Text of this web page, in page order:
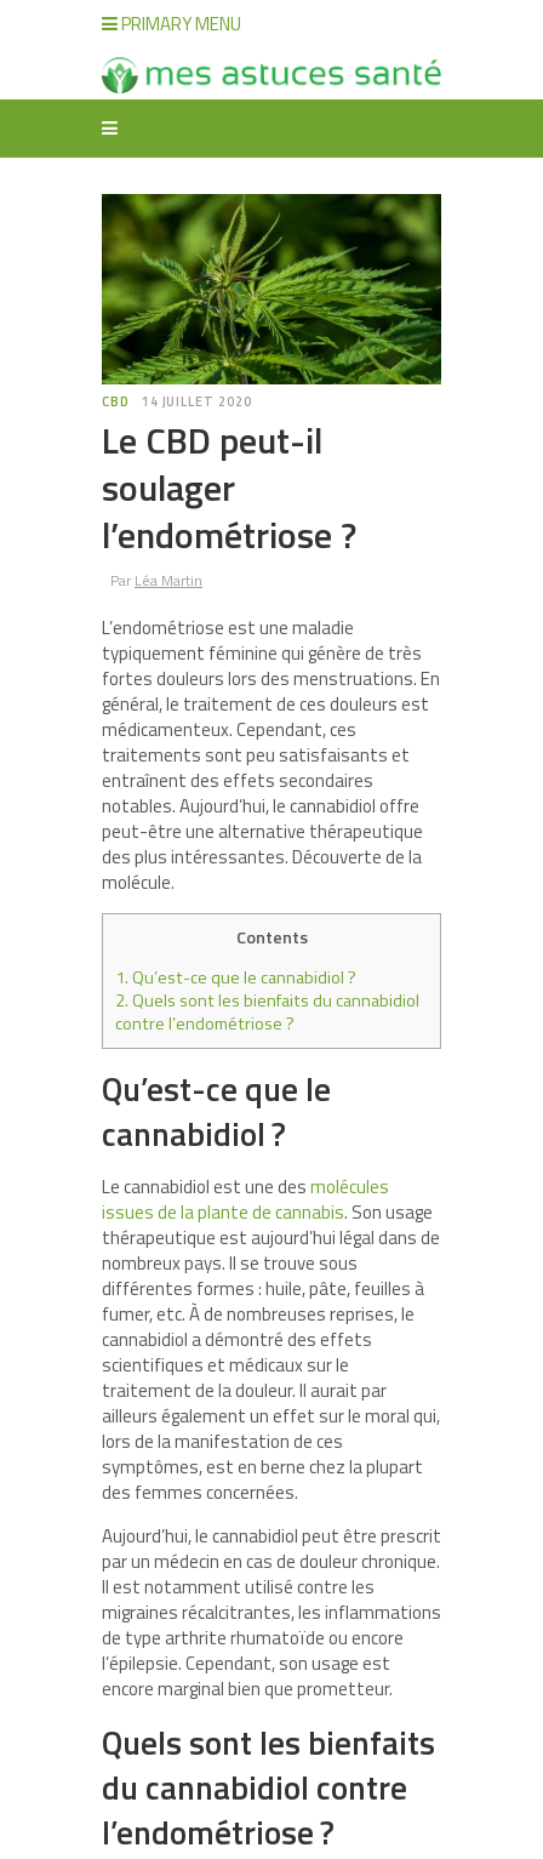
PRIMARY MENU
CBD 14 JUILLET 2020
Le CBD peut-il
soulager
l’endométriose ?
Par Léa Martin
L’endométriose est une maladie
typiquement féminine qui génère de très
fortes douleurs lors des menstruations. En
général, le traitement de ces douleurs est
médicamenteux. Cependant, ces
traitements sont peu satisfaisants et
entraînent des effets secondaires
notables. Aujourd’hui, le cannabidiol offre
peut-être une alternative thérapeutique
des plus intéressantes. Découverte de la
molécule.
Contents
1.Qu’est-ce que le cannabidiol ?
2.Quels sont les bienfaits du cannabidiol
contre l’endométriose ?
Qu’est-ce que le
cannabidiol ?
Le cannabidiol est une desmolécules
issues de la plante de cannabis. Son usage
thérapeutique est aujourd’hui légal dans de
nombreux pays. Il se trouve sous
différentes formes : huile, pâte, feuilles à
fumer, etc. À de nombreuses reprises, le
cannabidiol a démontré des effets
scientifiques et médicaux sur le
traitement de la douleur. Il aurait par
ailleurs également un effet sur le moral qui,
lors de la manifestation de ces
symptômes, est en berne chez la plupart
des femmes concernées.
Aujourd’hui, le cannabidiol peut être prescrit
par un médecin en cas de douleur chronique.
Il est notamment utilisé contre les
migraines récalcitrantes, les inflammations
de type arthrite rhumatoïde ou encore
l’épilepsie. Cependant, son usage est
encore marginal bien que prometteur.
Quels sont les bienfaits
du cannabidiol contre
l’endométriose ?